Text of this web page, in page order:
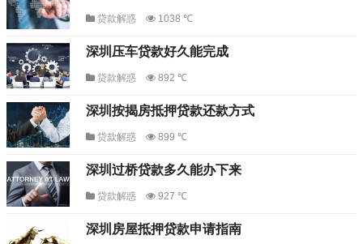
贷款解惑 1038 ℃
深圳压车贷款好久能完成
贷款解惑 892 ℃
深圳按揭房抵押贷款还款方式
贷款解惑 899 ℃
深圳过桥贷款多久能办下来
贷款解惑 927 ℃
深圳房屋抵押贷款申请指南